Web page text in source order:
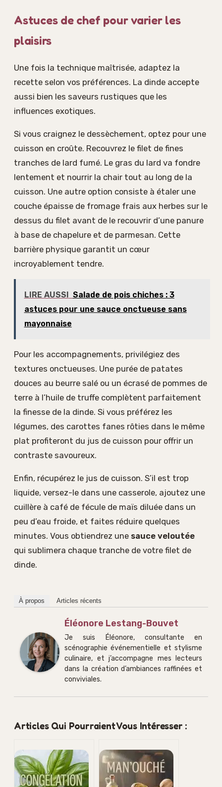
Astuces de chef pour varier les
plaisirs
Une fois la technique maîtrisée, adaptez la
recette selon vos préférences. La dinde accepte
aussi bien les saveurs rustiques que les
influences exotiques.
Si vous craignez le dessèchement, optez pour une
cuisson en croûte. Recouvrez le filet de fines
tranches de lard fumé. Le gras du lard va fondre
lentement et nourrir la chair tout au long de la
cuisson. Une autre option consiste à étaler une
couche épaisse de fromage frais aux herbes sur le
dessus du filet avant de le recouvrir d’une panure
à base de chapelure et de parmesan. Cette
barrière physique garantit un cœur
incroyablement tendre.
LIRE AUSSI Salade de pois chiches : 3
astuces pour une sauce onctueuse sans
mayonnaise
Pour les accompagnements, privilégiez des
textures onctueuses. Une purée de patates
douces au beurre salé ou un écrasé de pommes de
terre à l’huile de truffe complètent parfaitement
la finesse de la dinde. Si vous préférez les
légumes, des carottes fanes rôties dans le même
plat profiteront du jus de cuisson pour offrir un
contraste savoureux.
Enfin, récupérez le jus de cuisson. S’il est trop
liquide, versez-le dans une casserole, ajoutez une
cuillère à café de fécule de maïs diluée dans un
peu d’eau froide, et faites réduire quelques
minutes. Vous obtiendrez une sauce veloutée
qui sublimera chaque tranche de votre filet de
dinde.
À propos Articles récents
Éléonore Lestang-Bouvet
Je suis Éléonore, consultante en
scénographie événementielle et stylisme
culinaire, et j’accompagne mes lecteurs
dans la création d’ambiances raffinées et
conviviales.
Articles Qui Pourraient Vous Intéresser :